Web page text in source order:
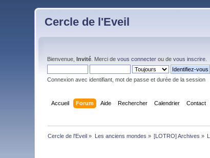
Cercle de l'Eveil
Bienvenue,Invité . Merci devous connecter ou devous inscrire
Connexion avec identifiant, mot de passe et durée de la session
Accueil Forum Aide Rechercher Calendrier Contact
Cercle de l'Eveil » Les anciens mondes » [LOTRO] Archives »